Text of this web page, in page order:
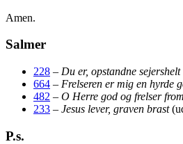
Amen.
Salmer
228 – Du er, opstandne sejershelt
664 – Frelseren er mig en hyrde
482 – O Herre god og frelser from
233 – Jesus lever, graven brast
P.s.